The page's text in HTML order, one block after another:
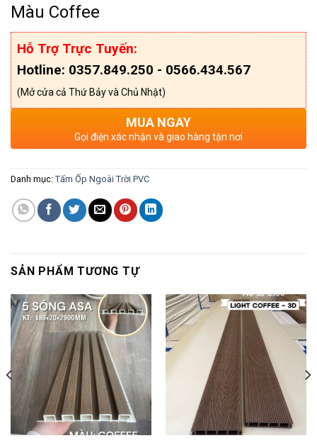
Màu Coffee
Hỗ Trợ Trực Tuyến:
Hotline: 0357.849.250 - 0566.434.567
(Mở cửa cả Thứ Bảy và Chủ Nhật)
MUA NGAY
Gọi điện xác nhận và giao hàng tận nơi
Danh mục: Tấm Ốp Ngoài Trời PVC
SẢN PHẨM TƯƠNG TỰ